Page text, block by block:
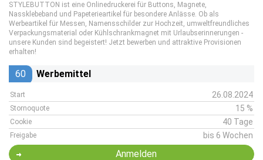
STYLEBUTTON ist eine Onlinedruckerei für Buttons, Magnete,
Nassklebeband und Papeterieartikel für besondere Anlässe. Ob als
Werbeartikel für Messen, Namensschilder zur Hochzeit, umweltfreundliches
Verpackungsmaterial oder Kühlschrankmagnet mit Urlaubserinnerungen -
unsere Kunden sind begeistert! Jetzt bewerben und attraktive Provisionen
erhalten!
60 Werbemittel
Start 26.08.2024
Stornoquote 15 %
Cookie 40 Tage
Freigabe bis 6 Wochen
Anmelden